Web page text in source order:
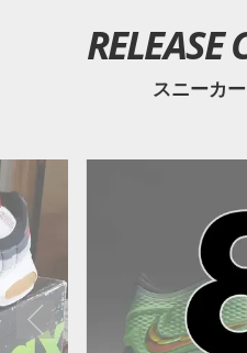
RELEASE
スニーカ